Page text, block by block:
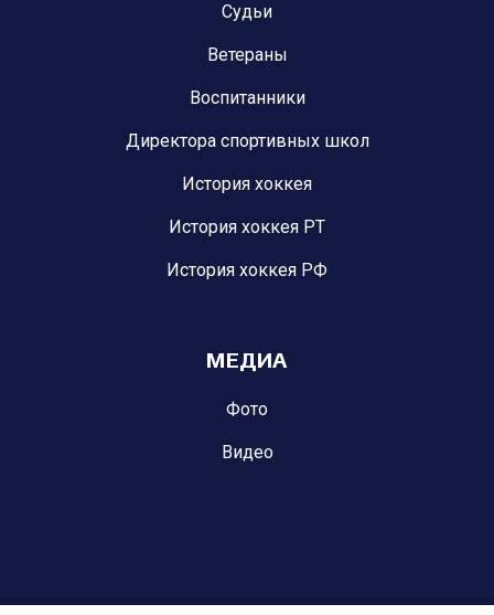
Судьи
Ветераны
Воспитанники
Директора спортивных школ
История хоккея
История хоккея РТ
История хоккея РФ
МЕДИА
Фото
Видео